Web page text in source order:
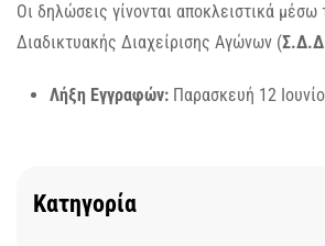
Οι δηλώσεις γίνονται αποκλειστικά
Διαδικτυακής Διαχείρισης Αγώνων (
Λήξη Εγγραφών: Παρασκευή 12
Κατηγορία